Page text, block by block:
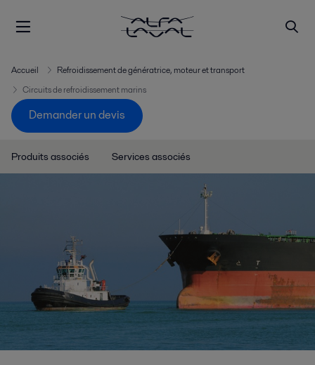
Accueil
Refroidissement de génératrice, moteur et transport
Circuits de refroidissement marins
Demander un devis
Produits associés Services associés